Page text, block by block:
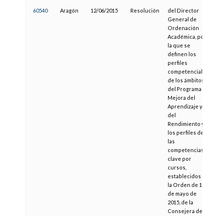
60540 Aragón 12/06/2015 Resolución
del Director
General de
Ordenación
Académica, por
la que se
definen los
perfiles
competenciales
de los ámbitos
del Programa de
Mejora del
Aprendizaje y
del
Rendimiento y
los perfiles de
las
competencias
clave por
cursos,
establecidos en
la Orden de 15
de mayo de
2015, de la
Consejera de